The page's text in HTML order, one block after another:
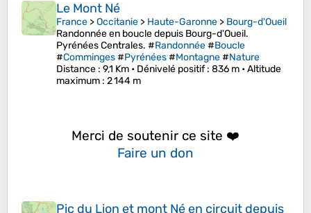
Le Mont Né
France >Occitanie > Haute-Garonne > Bourg-d'Oueil
Randonnée en boucle depuis Bourg-d'Oueil.
Pyrénées Centrales. #Randonnée#Boucle
#Comminges#Pyrénées#Montagne#Nature
Distance : 9,1 Km • Dénivelé positif: 836 m •Altitude
maximum : 2 144 m
Merci de soutenir ce site ❤️
Faire un don
Pic du Lion et mont Né en circuit depuis